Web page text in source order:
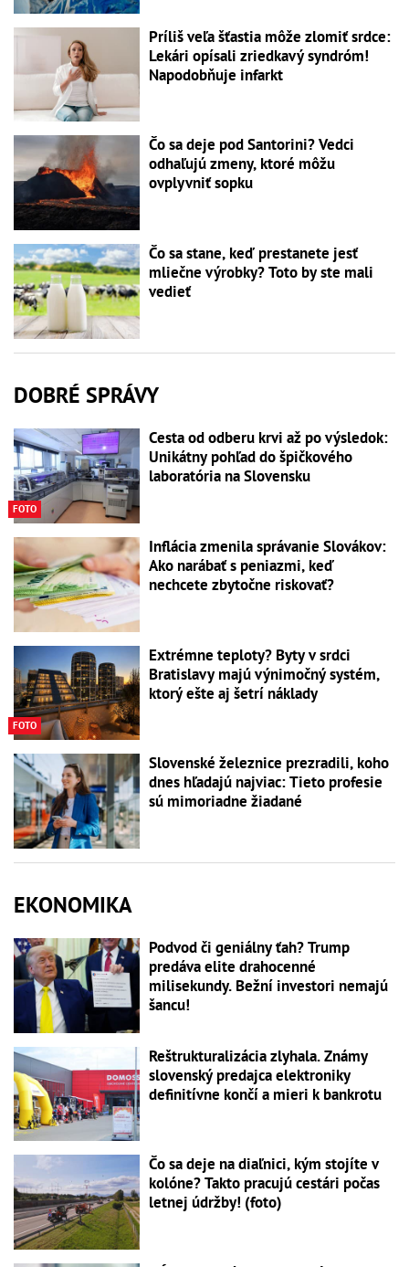
Príliš veľa šťastia môže zlomiť srdce:
Lekári opísali zriedkavý syndróm!
Napodobňuje infarkt
Čo sa deje pod Santorini? Vedci
odhaľujú zmeny, ktoré môžu
ovplyvniť sopku
Čo sa stane, keď prestanete jesť
mliečne výrobky? Toto by ste mali
vedieť
DOBRÉ SPRÁVY
FOTO
Cesta od odberu krvi až po výsledok:
Unikátny pohľad do špičkového
laboratória na Slovensku
Inflácia zmenila správanie Slovákov:
Ako narábať s peniazmi, keď
nechcete zbytočne riskovať?
FOTO
Extrémne teploty? Byty v srdci
Bratislavy majú výnimočný systém,
ktorý ešte aj šetrí náklady
Slovenské železnice prezradili, koho
dnes hľadajú najviac: Tieto profesie
sú mimoriadne žiadané
EKONOMIKA
Podvod či geniálny ťah? Trump
predáva elite drahocenné
milisekundy. Bežní investori nemajú
šancu!
Reštrukturalizácia zlyhala. Známy
slovenský predajca elektroniky
definitívne končí a mieri k bankrotu
Čo sa deje na diaľnici, kým stojíte v
kolóne? Takto pracujú cestári počas
letnej údržby! (foto)